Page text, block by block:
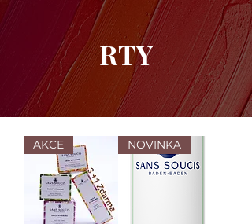
RTY
AKCE NOVINKA